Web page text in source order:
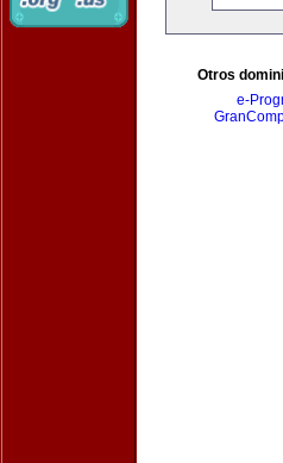
Otros
e-